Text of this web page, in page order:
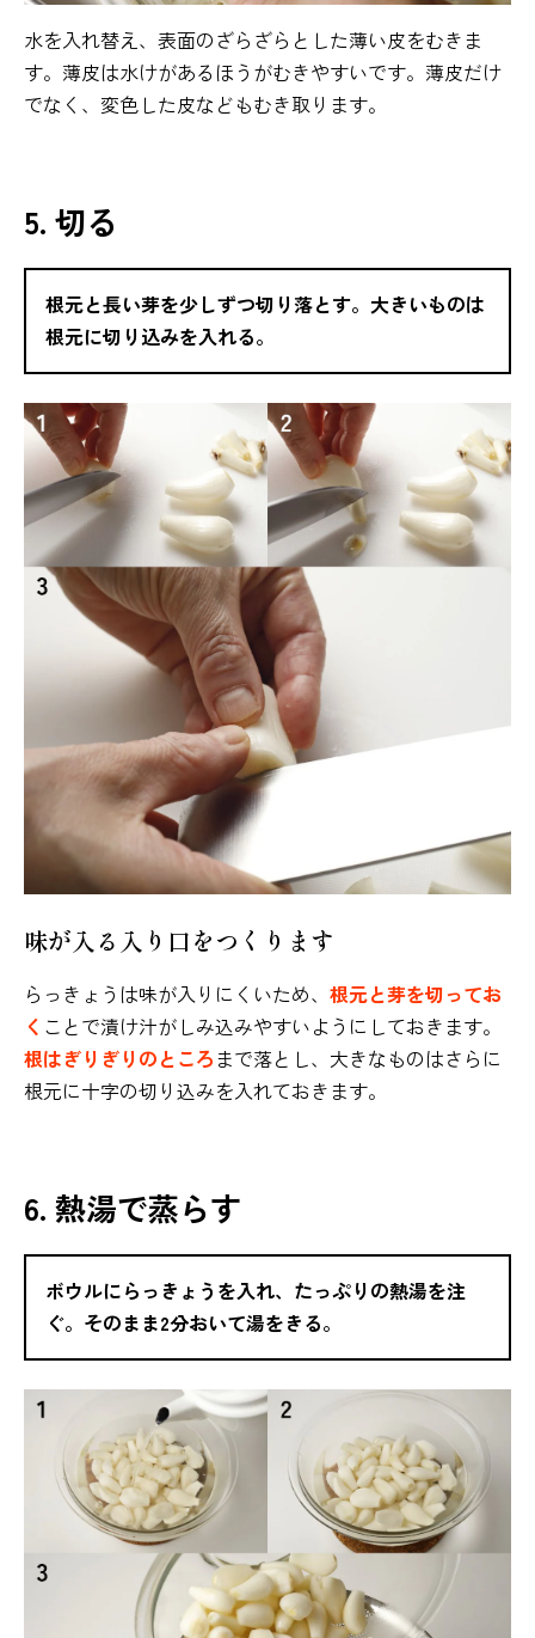
水を入れ替え、表面のざらざらとした薄い皮をむきま
す。薄皮は水けがあるほうがむきやすいです。薄皮だけ
でなく、変色した皮などもむき取ります。
5. 切る
根元と長い芽を少しずつ切り落とす。大きいものは
根元に切り込みを入れる。
味が入る入り口をつくります
らっきょうは味が入りにくいため、 根元と芽を切ってお
く ことで漬け汁がしみ込みやすいようにしておきます。
根はぎりぎりのところまで落とし、大きなものはさらに
根元に十字の切り込みを入れておきます。
6. 熱湯で蒸らす
ボウルにらっきょうを入れ、たっぷりの熱湯を注
ぐ。そのまま2分おいて湯をきる。